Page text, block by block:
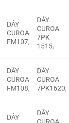
DÂY
CUROA
FM107,
DÂY
CUROA
7PK
1515,
DÂY
CUROA
FM108,
DÂY
CUROA
7PK1620,
DÂY
DÂY